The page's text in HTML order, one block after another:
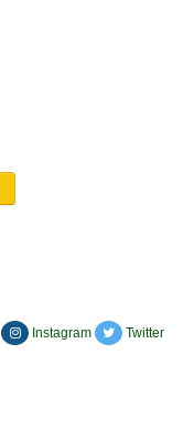
Instagram Twitter